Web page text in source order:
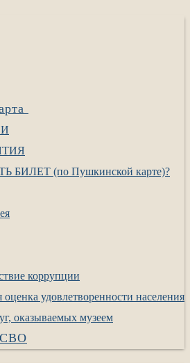
БИЛЕТ (по Пушкинской карте)?
коррупции
оценка удовлетворенности населения
оказываемых музеем
СВО